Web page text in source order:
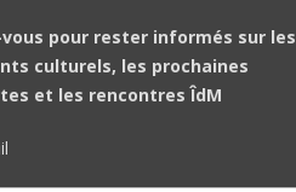
pour rester informés sur les
culturels, les prochaines
et les rencontres ÎdM